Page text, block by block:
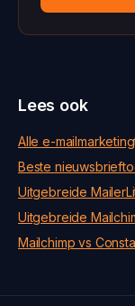
Lees ook
Alle e-
Beste
Uitgebreide
Uitgebreide
Mailchimp vs